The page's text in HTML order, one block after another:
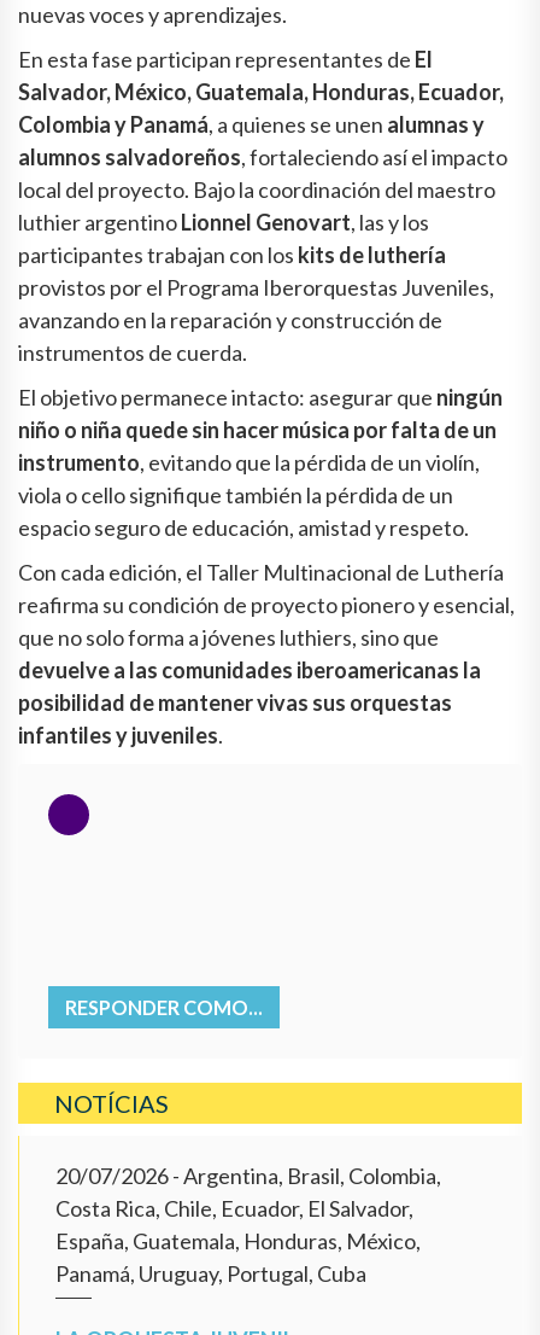
nuevas voces y aprendizajes.
En esta fase participan representantes de El
Salvador, México, Guatemala, Honduras, Ecuador,
Colombia y Panamá, a quienes se unen alumnas y
alumnos salvadoreños, fortaleciendo así el impacto
local del proyecto. Bajo la coordinación del maestro
luthier argentinoLionnel Genovart, las y los
participantes trabajan con los kits de luthería
provistos por el Programa Iberorquestas Juveniles,
avanzando en la reparación y construcción de
instrumentos de cuerda.
El objetivo permanece intacto: asegurar que ningún
niño o niña quede sin hacer música por falta de un
instrumento, evitando que la pérdida de un violín,
viola o cello signifique también la pérdida de un
espacio seguro de educación, amistad y respeto.
Con cada edición, el Taller Multinacional de Luthería
reafirma su condición de proyecto pionero y esencial,
que no solo forma a jóvenes luthiers, sino que
devuelve a las comunidades iberoamericanas la
posibilidad de mantener vivas sus orquestas
infantiles y juveniles.
RESPONDER COMO...
NOTÍCIAS
20/07/2026- Argentina, Brasil, Colombia,
Costa Rica, Chile, Ecuador, El Salvador,
España, Guatemala, Honduras, México,
Panamá, Uruguay, Portugal, Cuba